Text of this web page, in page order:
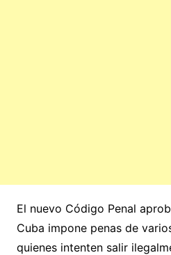
El nuevo Código Penal
Cuba impone penas de
quienes intenten salir